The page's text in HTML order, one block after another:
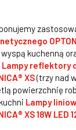
kuchenną
Lampy reflektory
XS(trzy nad
powierzchnię
Lampy
XS 18W LED